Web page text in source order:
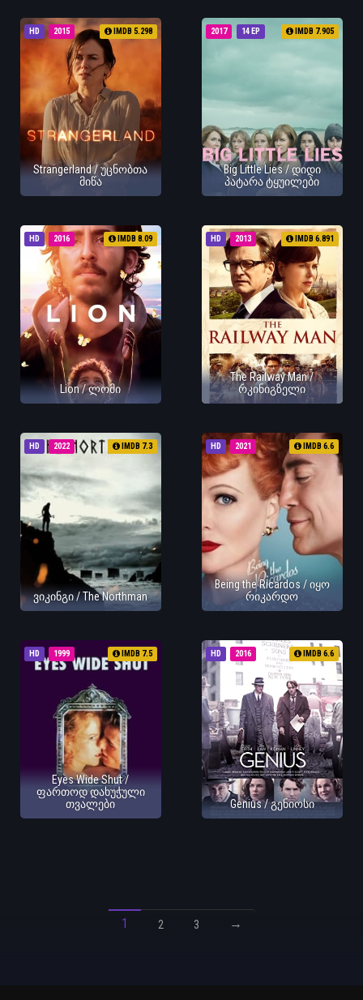
HD 2015 IMDB 5.298
Strangerland / უცნობთა
მიწა
14 EP
2017 IMDB 7.905
Big Little Lies / დიდი
პატარა ტყუილები
HD 2016 IMDB 8.09
Lion / ლომი
HD 2013 IMDB 6.891
The Railway Man /
რკინიგზელი
HD 2022 IMDB 7.3
ვიკინგი / The Northman
HD 2021 IMDB 6.6
Being the Ricardos / იყო
რიკარდო
HD 1999 IMDB 7.5
Eyes Wide Shut /
ფართოდ დახუჭული
თვალები
HD 2016 IMDB 6.6
Genius / გენიოსი
1 2 3 →